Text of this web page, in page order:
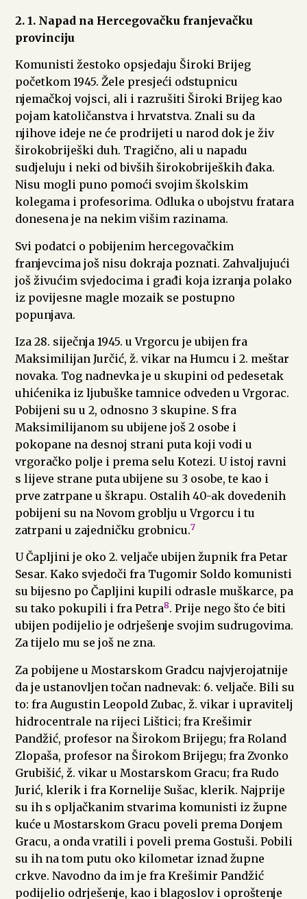
2. 1. Napad na Hercegovačku franjevačku
provinciju
Komunisti žestoko opsjedaju Široki Brijeg
početkom 1945. Žele presjeći odstupnicu
njemačkoj vojsci, ali i razrušiti Široki Brijeg kao
pojam katoličanstva i hrvatstva. Znali su da
njihove ideje ne će prodrijeti u narod dok je živ
širokobriješki duh. Tragično, ali u napadu
sudjeluju i neki od bivših širokobrijeških đaka.
Nisu mogli puno pomoći svojim školskim
kolegama i profesorima. Odluka o ubojstvu fratara
donesena je na nekim višim razinama.
Svi podatci o pobijenim hercegovačkim
franjevcima još nisu dokraja poznati. Zahvaljujući
još živućim svjedocima i građi koja izranja polako
iz povijesne magle mozaik se postupno
popunjava.
Iza 28. siječnja 1945. u Vrgorcu je ubijen fra
Maksimilijan Jurčić, ž. vikar na Humcu i 2. meštar
novaka. Tog nadnevka je u skupini od pedesetak
uhićenika iz ljubuške tamnice odveden u Vrgorac.
Pobijeni su u 2, odnosno 3 skupine. S fra
Maksimilijanom su ubijene još 2 osobe i
pokopane na desnoj strani puta koji vodi u
vrgoračko polje i prema selu Kotezi. U istoj ravni
s lijeve strane puta ubijene su 3 osobe, te kao i
prve zatrpane u škrapu. Ostalih 40-ak dovedenih
pobijeni su na Novom groblju u Vrgorcu i tu
zatrpani u zajedničku grobnicu.7
U Čapljini je oko 2. veljače ubijen župnik fra Petar
Sesar. Kako svjedoči fra Tugomir Soldo komunisti
su bijesno po Čapljini kupili odrasle muškarce, pa
su tako pokupili i fra Petra8. Prije nego što će biti
ubijen podijelio je odrješenje svojim sudrugovima.
Za tijelo mu se još ne zna.
Za pobijene u Mostarskom Gradcu najvjerojatnije
da je ustanovljen točan nadnevak: 6. veljače. Bili su
to: fra Augustin Leopold Zubac, ž. vikar i upravitelj
hidrocentrale na rijeci Lištici; fra Krešimir
Pandžić, profesor na Širokom Brijegu; fra Roland
Zlopaša, profesor na Širokom Brijegu; fra Zvonko
Grubišić, ž. vikar u Mostarskom Gracu; fra Rudo
Jurić, klerik i fra Kornelije Sušac, klerik. Najprije
su ih s opljačkanim stvarima komunisti iz župne
kuće u Mostarskom Gracu poveli prema Donjem
Gracu, a onda vratili i poveli prema Gostuši. Pobili
su ih na tom putu oko kilometar iznad župne
crkve. Navodno da im je fra Krešimir Pandžić
podijelio odrješenje, kao i blagoslov i oproštenje